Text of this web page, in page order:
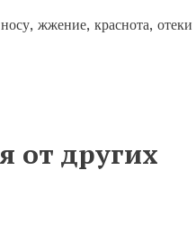
жжение, краснота,
от других